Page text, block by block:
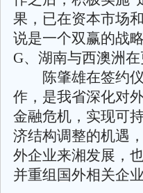
果，已在资本市场
说是一个双赢的战
G、湖南与西澳洲在
陈肇雄在签约仪
作，是我省深化对
金融危机，实现可
济结构调整的机遇
外企业来湘发展，
并重组国外相关企